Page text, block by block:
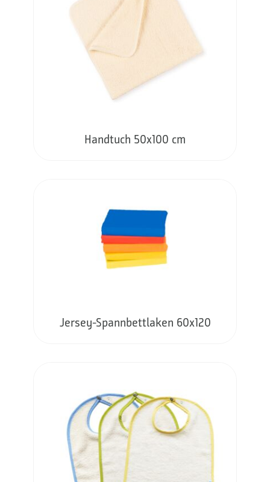
Handtuch 50x100 cm
Jersey-Spannbettlaken 60x120